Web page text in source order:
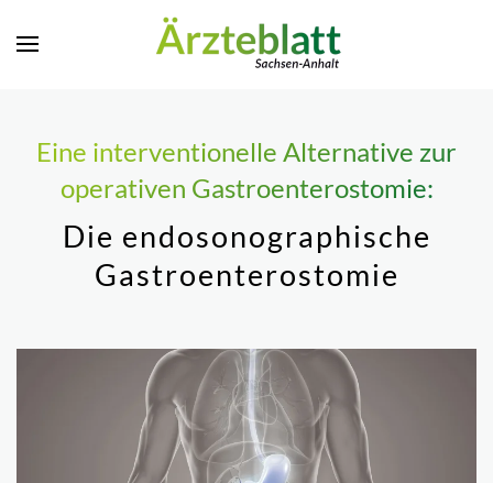
Zum Hauptinhalt springen
Eine interventionelle Alternative zur
operativen Gastroenterostomie:
Die endosonographische
Gastroenterostomie